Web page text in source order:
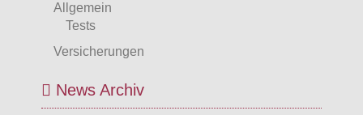
Allgemein
Tests
Versicherungen
News Archiv